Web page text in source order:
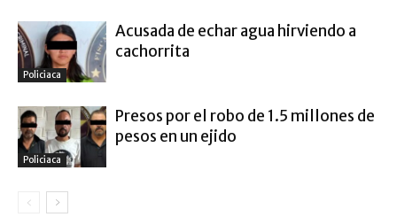
Policiaca
Acusada de echar agua hirviendo a
cachorrita
Policiaca
Presos por el robo de 1.5 millones de
pesos en un ejido